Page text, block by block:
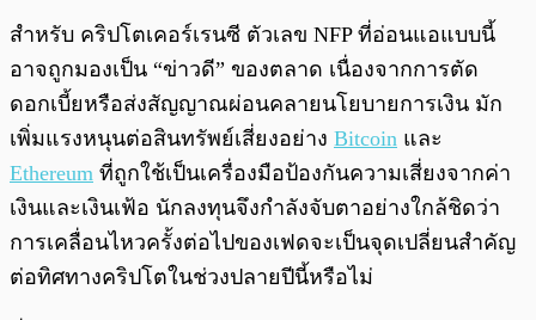
สำหรับ คริปโตเคอร์เรนซี ตัวเลข NFP ที่อ่อนแอแบบนี้
อาจถูกมองเป็น “ข่าวดี” ของตลาด เนื่องจากการตัด
ดอกเบี้ยหรือส่งสัญญาณผ่อนคลายนโยบายการเงิน มัก
เพิ่มแรงหนุนต่อสินทรัพย์เสี่ยงอย่าง Bitcoin และ
Ethereum ที่ถูกใช้เป็นเครื่องมือป้องกันความเสี่ยงจากค่า
เงินและเงินเฟ้อ นักลงทุนจึงกำลังจับตาอย่างใกล้ชิดว่า
การเคลื่อนไหวครั้งต่อไปของเฟดจะเป็นจุดเปลี่ยนสำคัญ
ต่อทิศทางคริปโตในช่วงปลายปีนี้หรือไม่